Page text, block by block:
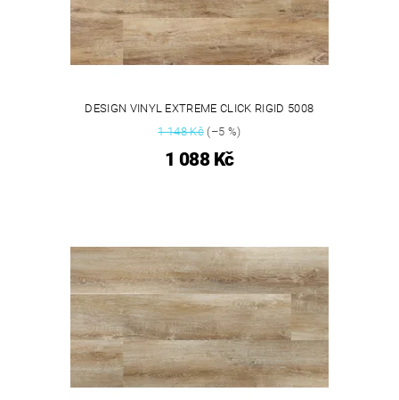
DESIGN VINYL EXTREME CLICK RIGID 5008
1 148 Kč(–5 %)
1 088 Kč